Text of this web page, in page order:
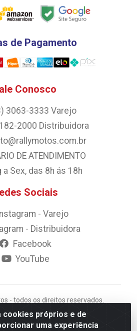
cookies próprios e de
uma experiência
de Pagamento
Conosco
3063-3333 Varejo
2000 Distribuidora
DE ATENDIMENTO
Sex, das 8h ás 18h
Sociais
- Varejo
- Distribuidora
Facebook
YouTube
- todos os direitos reservados.
motos distribuidora, importadora e
LTDA - CNPJ 09.262.859/0001-